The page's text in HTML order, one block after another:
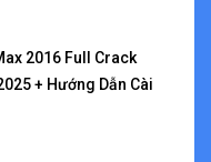
2016 Full Crack
+ Hướng Dẫn Cài